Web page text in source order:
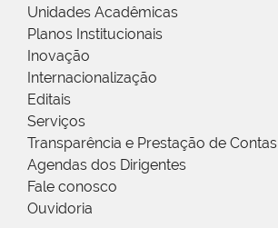
Unidades Acadêmicas
Planos Institucionais
Inovação
Internacionalização
Editais
Serviços
Transparência e Prestação de Contas
Agendas dos Dirigentes
Fale conosco
Ouvidoria